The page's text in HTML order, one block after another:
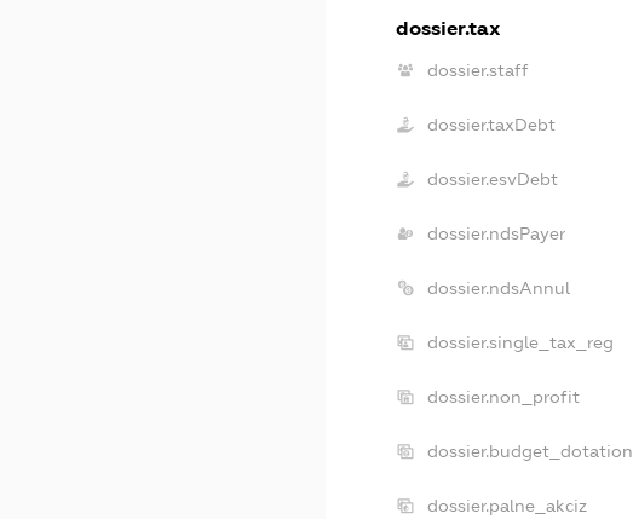
dossier.tax
dossier.staff
dossier.taxDebt
dossier.esvDebt
dossier.ndsPayer
dossier.ndsAnnul
dossier.single_tax_reg
dossier.non_profit
dossier.budget_dotation
dossier.palne_akciz